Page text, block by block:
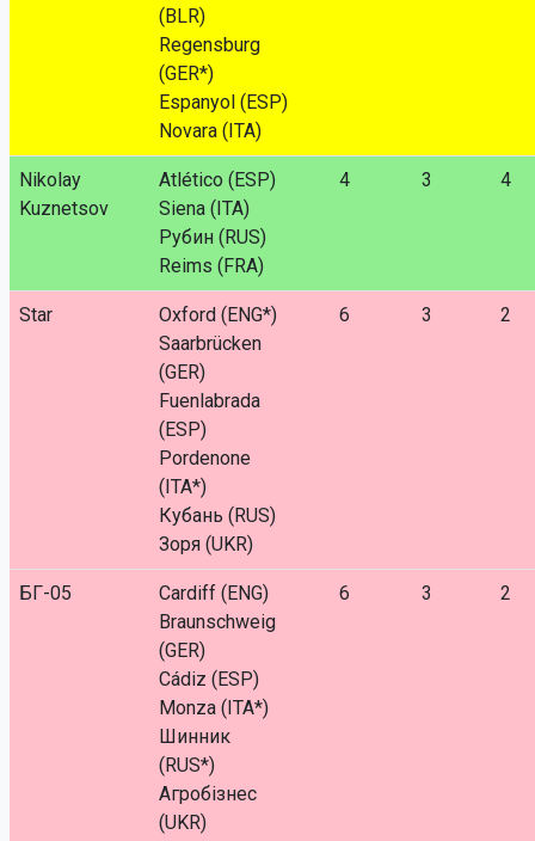
(BLR)
Regensburg
(GER*)
Espanyol (ESP)
Novara (ITA)
Nikolay
Kuznetsov
Atlético (ESP)
Siena (ITA)
Рубин (RUS)
Reims (FRA)
4 3 4
Star
Oxford (ENG*)
Saarbrücken
(GER)
Fuenlabrada
(ESP)
Pordenone
(ITA*)
Кубань (RUS)
Зоря (UKR)
6 3 2
БГ-05
Cardiff (ENG)
Braunschweig
(GER)
Cádiz (ESP)
Monza (ITA*)
Шинник
(RUS*)
Агробізнес
(UKR)
6 3 2